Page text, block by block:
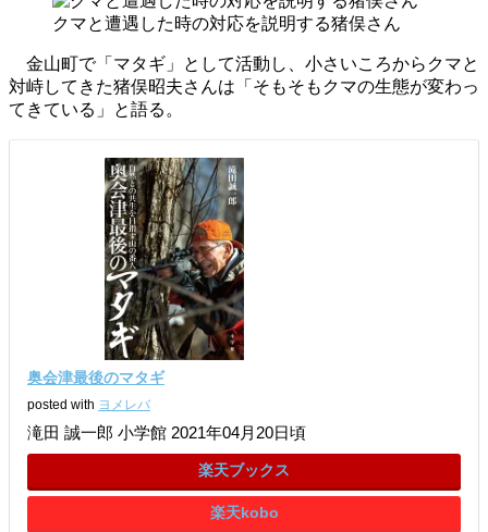
クマと遭遇した時の対応を説明する猪俣さん
金山町で「マタギ」として活動し、小さいころからクマと
対峙してきた猪俣昭夫さんは「そもそもクマの生態が変わっ
てきている」と語る。
奥会津最後のマタギ
posted with ヨメレバ
滝田 誠一郎 小学館 2021年04月20日頃
楽天ブックス
楽天kobo